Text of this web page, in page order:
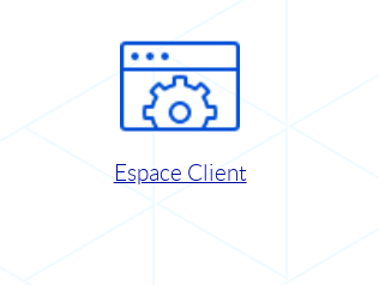
Espace Client